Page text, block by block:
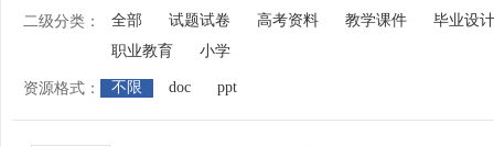
二级分类： 全部 试题试卷 高考资料 教学课件
毕业设计
职业教育
小学
资源格式： 不限 doc ppt